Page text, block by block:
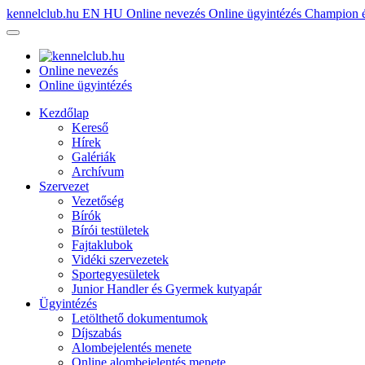
kennelclub.hu EN HU Online nevezés Online ügyintézés Champion
Online nevezés
Online ügyintézés
Kezdőlap
Kereső
Hírek
Galériák
Archívum
Szervezet
Vezetőség
Bírók
Bírói testületek
Fajtaklubok
Vidéki szervezetek
Sportegyesületek
Junior Handler és Gyermek kutyapár
Ügyintézés
Letölthető dokumentumok
Díjszabás
Alombejelentés menete
Online alombejelentés menete